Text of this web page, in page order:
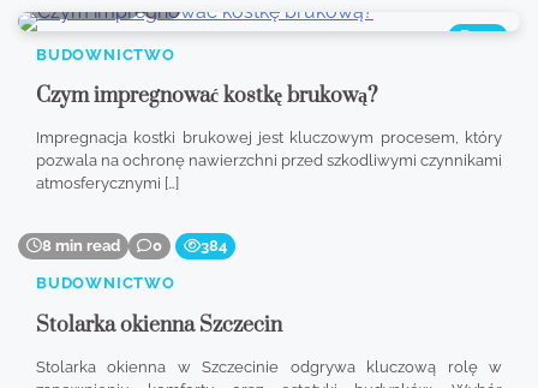
328
BUDOWNICTWO
Czym impregnować kostkę brukową?
Impregnacja kostki brukowej jest kluczowym procesem, który
pozwala na ochronę nawierzchni przed szkodliwymi czynnikami
atmosferycznymi […]
8 min read 0 384
BUDOWNICTWO
Stolarka okienna Szczecin
Stolarka okienna w Szczecinie odgrywa kluczową rolę w